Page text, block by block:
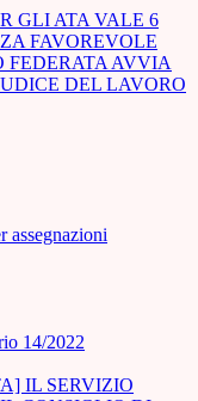
GLI ATA VALE 6
FAVOREVOLE
FEDERATA AVVIA
DEL LAVORO
assegnazioni
14/2022
IL SERVIZIO